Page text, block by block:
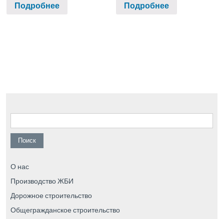
Подробнее Подробнее
Найти:
О нас
Производство ЖБИ
Дорожное строительство
Общегражданское строительство